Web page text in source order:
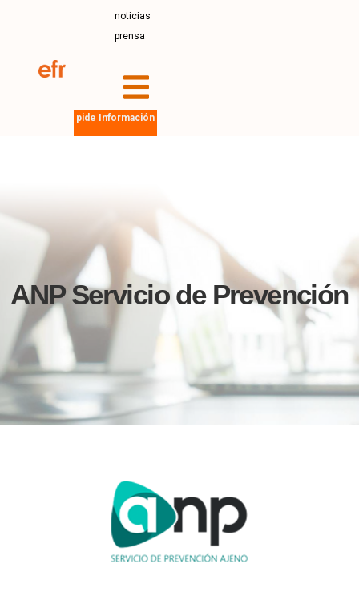
noticias
prensa
pide Información
ANP Servicio de Prevención